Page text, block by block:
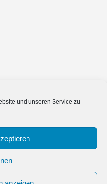
und unseren Service zu